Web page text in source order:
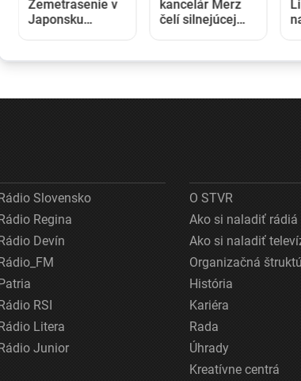
Zemetrasenie v
Japonsku
operácie,
vlastnými telami
kancelár Merz
čelí silnejúcej
neschopnosť.
udržanie
Slovensko
Regina
Devín
RSI
Litera
Junior
O STVR
Ako si naladiť rádiá
Ako si naladiť
Organizačná
História
Kariéra
Rada
Úhrady
Kreatívne centrá